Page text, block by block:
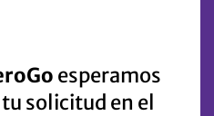
esperamos
solicitud en el